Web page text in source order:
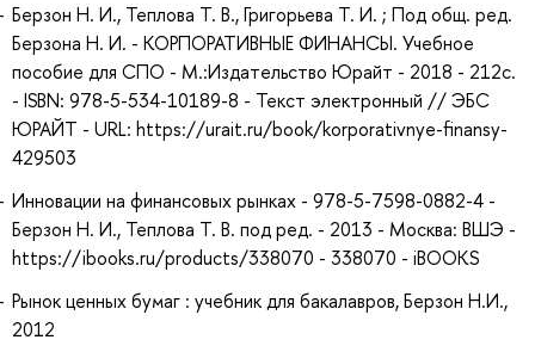
Берзон Н. И., Теплова Т. В., Григорьева Т. И. ; Под общ. ред.
Берзона Н. И. - КОРПОРАТИВНЫЕ ФИНАНСЫ. Учебное
пособие для СПО - М.:Издательство Юрайт - 2018 - 212с.
- ISBN: 978-5-534-10189-8 - Текст электронный // ЭБС
ЮРАЙТ - URL: https://urait.ru/book/korporativnye-finansy-
429503
Инновации на финансовых рынках - 978-5-7598-0882-4 -
Берзон Н. И., Теплова Т. В. под ред. - 2013 - Москва: ВШЭ -
https://ibooks.ru/products/338070 - 338070 - iBOOKS
Рынок ценных бумаг : учебник для бакалавров, Берзон Н.И.,
2012